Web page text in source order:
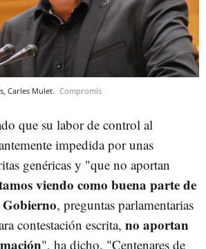
Carles Mulet. Compromís
que su labor de control al
impedida por unas
genéricas y "que no aportan
viendo como buena parte de
Gobierno, preguntas parlamentarias
contestación escrita, no aportan
", ha dicho. "Centenares de